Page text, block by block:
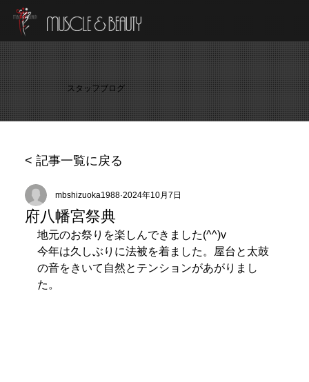
< 記事一覧に戻る
スタッフブログ
府八幡宮祭典
mbshizuoka1988 2024年10月7日
地元のお祭りを楽しんできました(^^)v
今年は久しぶりに法被を着ました。屋台と太鼓
の音をきいて自然とテンションがあがりまし
た。